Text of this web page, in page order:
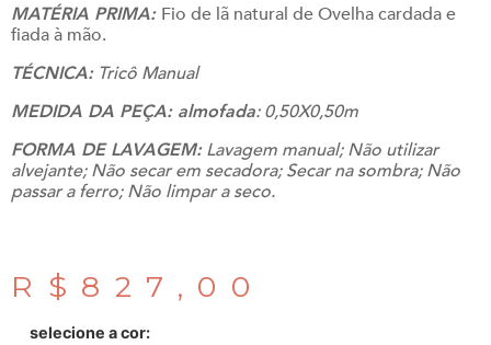
MATÉRIA PRIMA: Fio de lã natural de Ovelha cardada e
fiada à mão.
TÉCNICA:Tricô Manual
MEDIDA DA PEÇA: almofada: 0,50X0,50m
FORMA DE LAVAGEM:Lavagem manual; Não utilizar
alvejante; Não secar em secadora; Secar na sombra; Não
passar a ferro; Não limpar a seco.
R$ 827,00
selecione a cor: